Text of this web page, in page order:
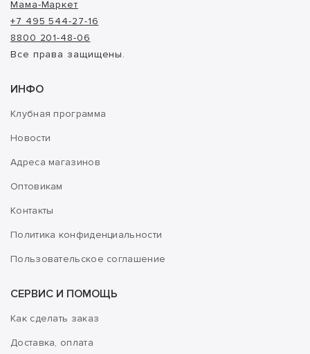
Мама-Маркет
+7 495 544-27-16
8800 201-48-06
Все права защищены.
ИНФО
Клубная программа
Новости
Адреса магазинов
Оптовикам
Контакты
Политика конфиденциальности
Пользовательское соглашение
СЕРВИС И ПОМОЩЬ
Как сделать заказ
Доставка, оплата